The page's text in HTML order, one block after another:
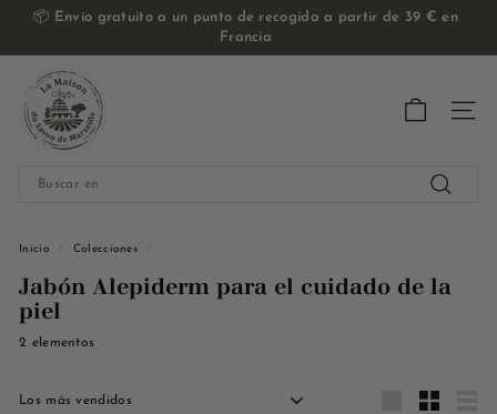
Pase
de
📦 Envío gratuito a un punto de recogida a partir de 39 € en
Francia
E
l
M
o
n
d
u
a
Inicio Colecciones
Jabón Alepiderm para el cuidado de la
piel
2 elementos
Solicitar